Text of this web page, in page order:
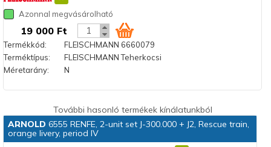
Azonnal megvásárolható
19 000 Ft
Termékkód:
FLEISCHMANN 6660079
Terméktípus:
FLEISCHMANN Teherkocsi
Méretarány:
N
További hasonló termékek kínálatunkból
ARNOLD 6555 RENFE, 2-unit set J-300.000 + J2, Rescue train,
orange livery, period IV